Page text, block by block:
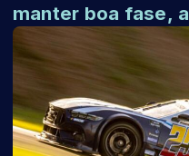
manter boa fase,